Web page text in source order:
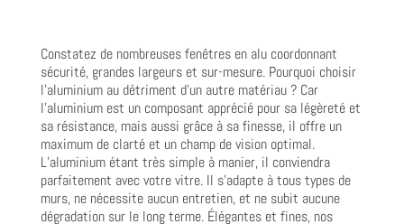
Constatez de nombreuses fenêtres en alu coordonnant
sécurité, grandes largeurs et sur-mesure. Pourquoi choisir
l’aluminium au détriment d’un autre matériau ? Car
l’aluminium est un composant apprécié pour sa légèreté et
sa résistance, mais aussi grâce à sa finesse, il offre un
maximum de clarté et un champ de vision optimal.
L’aluminium étant très simple à manier, il conviendra
parfaitement avec votre vitre. Il s’adapte à tous types de
murs, ne nécessite aucun entretien, et ne subit aucune
dégradation sur le long terme. Élégantes et fines, nos